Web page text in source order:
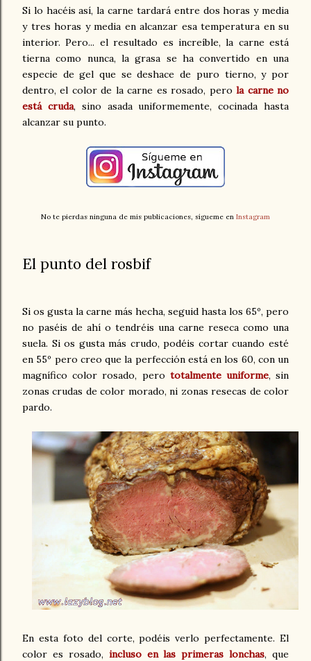
Si lo hacéis así, la carne tardará entre dos horas y media
y tres horas y media en alcanzar esa temperatura en su
interior. Pero... el resultado es increíble, la carne está
tierna como nunca, la grasa se ha convertido en una
especie de gel que se deshace de puro tierno, y por
dentro, el color de la carne es rosado, perola carne no
está cruda, sino asada uniformemente, cocinada hasta
alcanzar su punto.
No te pierdas ninguna de mis publicaciones, sígueme en Instagram
El punto del rosbif
Si os gusta la carne más hecha, seguid hasta los 65º, pero
no paséis de ahí o tendréis una carne reseca como una
suela. Si os gusta más crudo, podéis cortar cuando esté
en 55º pero creo que la perfección está en los 60, con un
magnífico color rosado, pero totalmente uniforme, sin
zonas crudas de color morado, ni zonas resecas de color
pardo.
En esta foto del corte, podéis verlo perfectamente. El
color es rosado, incluso en las primeras lonchas, que